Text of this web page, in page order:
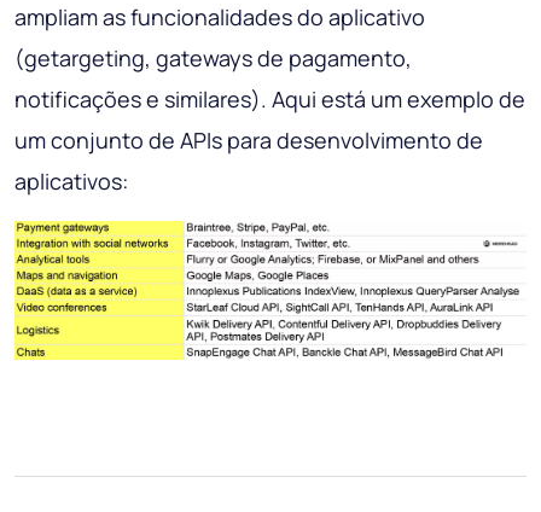
ampliam as funcionalidades do aplicativo
(getargeting, gateways de pagamento,
notificações e similares). Aqui está um exemplo de
um conjunto de APIs para desenvolvimento de
aplicativos: